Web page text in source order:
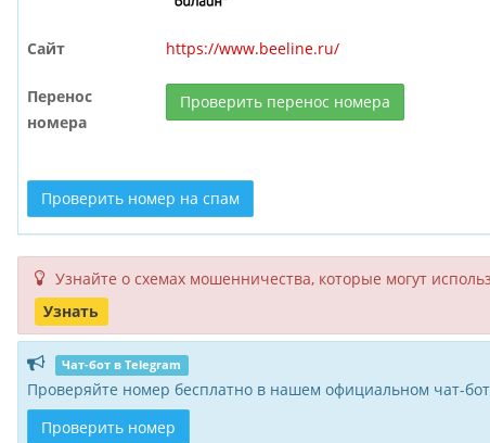
Сайт https://www.beeline.ru/
Перенос
номера
Проверить перенос номера
Проверить номер на спам
Узнайте о схемах мошенни­чества, кото­рые могут
Узнать
Чат-бот в Telegram
Проверяйте номер бесплатно в нашем официальном чат-
Проверить номер